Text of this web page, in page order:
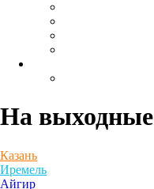
На выходные
Казань
Иремель
Айгир